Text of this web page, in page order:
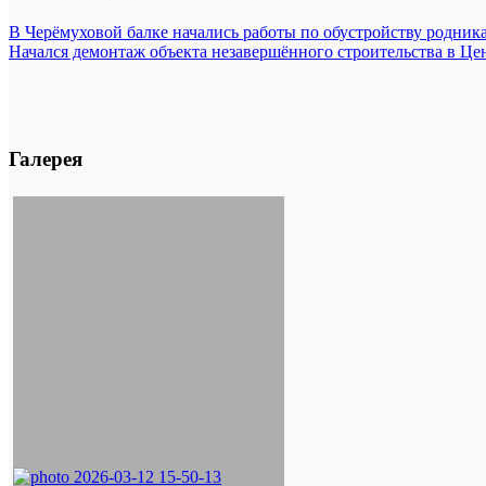
В Черёмуховой балке начались работы по обустройству
Начался демонтаж объекта незавершённого строительства в
Галерея